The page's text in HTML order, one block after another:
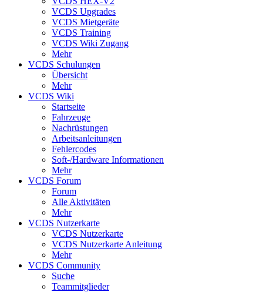
VCDS Upgrades
VCDS Mietgeräte
VCDS Training
VCDS Wiki Zugang
Mehr
VCDS Schulungen
Übersicht
Mehr
VCDS Wiki
Startseite
Fahrzeuge
Nachrüstungen
Arbeitsanleitungen
Fehlercodes
Soft-/Hardware Informationen
Mehr
VCDS Forum
Forum
Alle Aktivitäten
Mehr
VCDS Nutzerkarte
VCDS Nutzerkarte
VCDS Nutzerkarte Anleitung
Mehr
VCDS Community
Suche
Teammitglieder